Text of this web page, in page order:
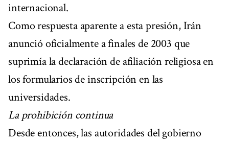
internacional.
Como respuesta aparente a esta presión, Irán
anunció oficialmente a finales de 2003 que
suprimía la declaración de afiliación religiosa en
los formularios de inscripción en las
universidades.
La prohibición continua
Desde entonces, las autoridades del gobierno